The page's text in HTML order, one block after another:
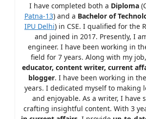
I have completed both a Diploma
Patna-13) and a Bachelor of
IPU Delhi) in CSE. I qualified for the
and joined in 2017. Presently, I
engineer. I have been working in
field for 7 years. Along with my
educator, content writer, current
blogger. I have been working in
years. I dedicated myself to making
and enjoyable. As a writer, I have
crafting insightful content. With 3